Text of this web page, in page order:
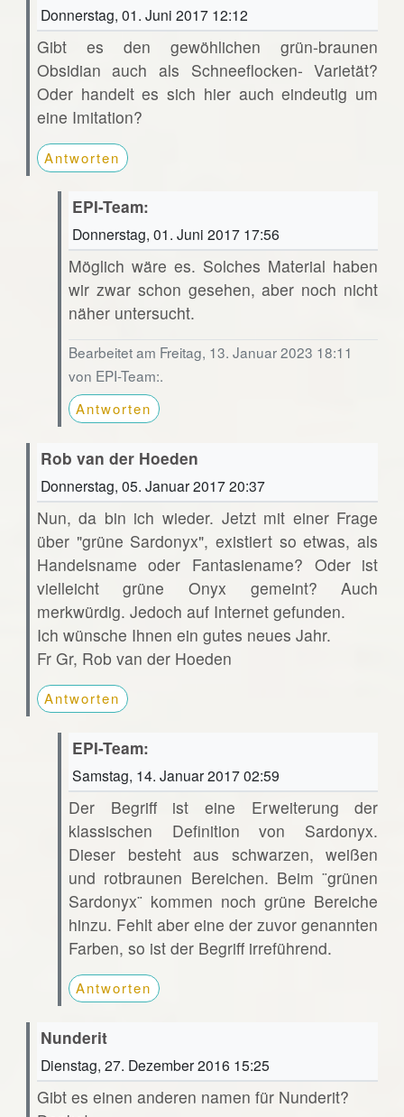
Donnerstag, 01. Juni 2017 12:12
Gibt es den gewöhlichen grün-braunen
Obsidian auch als Schneeflocken- Varietät?
Oder handelt es sich hier auch eindeutig um
eine Imitation?
Antworten
EPI-Team:
Donnerstag, 01. Juni 2017 17:56
Möglich wäre es. Solches Material haben
wir zwar schon gesehen, aber noch nicht
näher untersucht.
Bearbeitet am Freitag, 13. Januar 2023 18:11
von EPI-Team:.
Antworten
Rob van der Hoeden
Donnerstag, 05. Januar 2017 20:37
Nun, da bin ich wieder. Jetzt mit einer Frage
über "grüne Sardonyx", existiert so etwas, als
Handelsname oder Fantasiename? Oder ist
vielleicht grüne Onyx gemeint? Auch
merkwürdig. Jedoch auf Internet gefunden.
Ich wünsche Ihnen ein gutes neues Jahr.
Fr Gr, Rob van der Hoeden
Antworten
EPI-Team:
Samstag, 14. Januar 2017 02:59
Der Begriff ist eine Erweiterung der
klassischen Definition von Sardonyx.
Dieser besteht aus schwarzen, weißen
und rotbraunen Bereichen. Beim ¨grünen
Sardonyx¨ kommen noch grüne Bereiche
hinzu. Fehlt aber eine der zuvor genannten
Farben, so ist der Begriff irreführend.
Antworten
Nunderit
Dienstag, 27. Dezember 2016 15:25
Gibt es einen anderen namen für Nunderit?